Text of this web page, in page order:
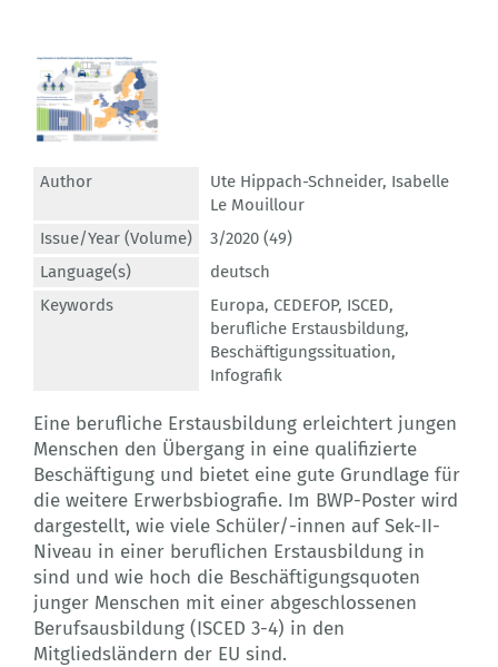
Author Ute Hippach-Schneider, Isabelle
Le Mouillour
Issue/Year (Volume)
3/2020 (49)
Language(s)
deutsch
Keywords
Europa, CEDEFOP, ISCED,
berufliche Erstausbildung,
Beschäftigungssituation,
Infografik
Eine berufliche Erstausbildung erleichtert jungen
Menschen den Übergang in eine qualifizierte
Beschäftigung und bietet eine gute Grundlage für
die weitere Erwerbsbiografie. Im BWP-Poster wird
dargestellt, wie viele Schüler/-innen auf Sek-II-
Niveau in einer beruflichen Erstausbildung in
sind und wie hoch die Beschäftigungsquoten
junger Menschen mit einer abgeschlossenen
Berufsausbildung (ISCED 3-4) in den
Mitgliedsländern der EU sind.